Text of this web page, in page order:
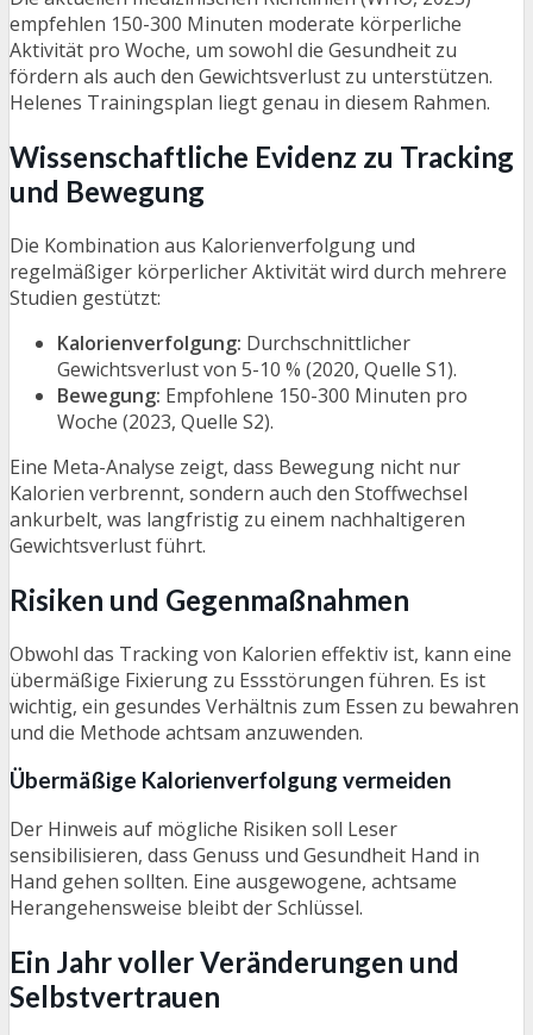
empfehlen 150-300 Minuten moderate körperliche
Aktivität pro Woche, um sowohl die Gesundheit zu
fördern als auch den Gewichtsverlust zu unterstützen.
Helenes Trainingsplan liegt genau in diesem Rahmen.
Wissenschaftliche Evidenz zu Tracking
und Bewegung
Die Kombination aus Kalorienverfolgung und
regelmäßiger körperlicher Aktivität wird durch mehrere
Studien gestützt:
Kalorienverfolgung: Durchschnittlicher
Gewichtsverlust von 5-10 % (2020, Quelle S1).
Bewegung: Empfohlene 150-300 Minuten pro
Woche (2023, Quelle S2).
Eine Meta-Analyse zeigt, dass Bewegung nicht nur
Kalorien verbrennt, sondern auch den Stoffwechsel
ankurbelt, was langfristig zu einem nachhaltigeren
Gewichtsverlust führt.
Risiken und Gegenmaßnahmen
Obwohl das Tracking von Kalorien effektiv ist, kann eine
übermäßige Fixierung zu Essstörungen führen. Es ist
wichtig, ein gesundes Verhältnis zum Essen zu bewahren
und die Methode achtsam anzuwenden.
Übermäßige Kalorienverfolgung vermeiden
Der Hinweis auf mögliche Risiken soll Leser
sensibilisieren, dass Genuss und Gesundheit Hand in
Hand gehen sollten. Eine ausgewogene, achtsame
Herangehensweise bleibt der Schlüssel.
Ein Jahr voller Veränderungen und
Selbstvertrauen